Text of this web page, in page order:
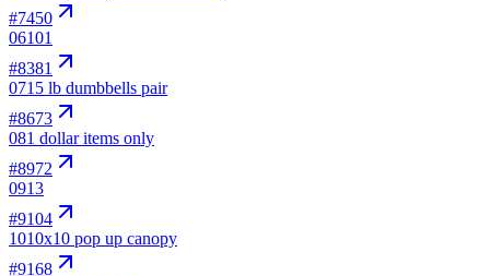
#7450
06101
#8381
0715 lb dumbbells pair
#8673
081 dollar items only
#8972
0913
#9104
1010x10 pop up canopy
#9168